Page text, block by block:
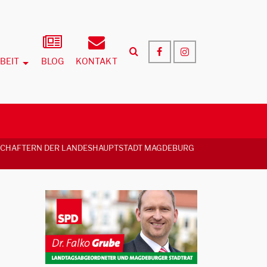
BLOG KONTAKT
DER LANDESHAUPTSTADT MAGDEBURG